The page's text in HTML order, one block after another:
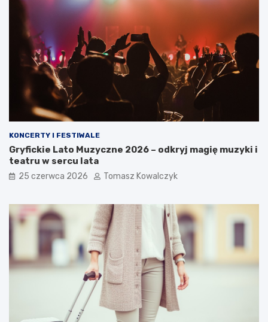
KONCERTY I FESTIWALE
Gryfickie Lato Muzyczne 2026 – odkryj magię muzyki i
teatru w sercu lata
25 czerwca 2026 Tomasz Kowalczyk